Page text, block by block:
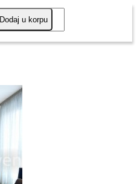
Dodaj u korpu